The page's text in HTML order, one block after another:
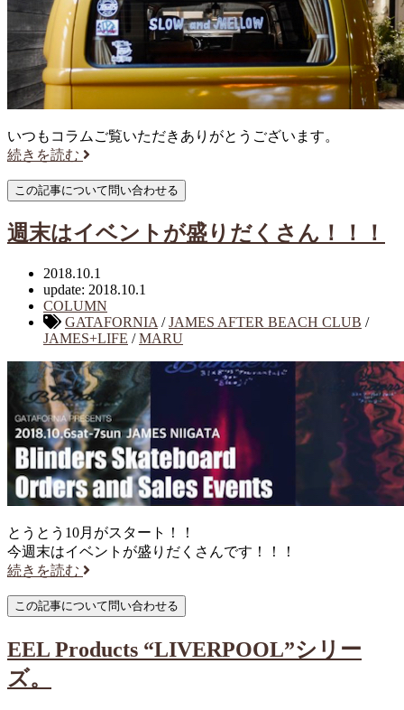
いつもコラムご覧いただきありがとうございます。
続きを読む
週末はイベントが盛りだくさん！！！
2018.10.1
update: 2018.10.1
COLUMN
GATAFORNIA /JAMES AFTER BEACH CLUB /
JAMES+LIFE /MARU
とうとう10月がスタート！！
今週末はイベントが盛りだくさんです！！！
続きを読む
EEL Products “LIVERPOOL”シリー
ズ。